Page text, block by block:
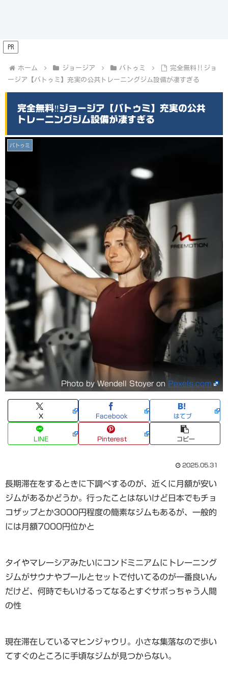
PR
ホーム ジョージア バトゥミ
完全無料‼️ジョ
ージア【バトゥミ】充実の公共トレーニングジム設備が凄すぎる
完全無料‼️ジョージア【バトゥミ】充実の公共
トレーニングジム設備が凄すぎる
バトゥミ
Photo by Wendell Stoyer on Pexels.com
X Facebook はてブ
LINE Pinterest コピー
2025.05.31
長期滞在をするときに下調べするのが、近くに月額が安い
ジムがあるかどうか。行ったことはないけど日本でもチョ
コザップとか3000円程度の簡素なジムもあるが、一般的
には月額7000円位かと
タイやマレーシアみたいにコンドミニアムにトレーニング
ジムがサウナやプールとセットで付いてるのが一番良いん
だけど、何時でもいけるってなるとすぐサボっちゃう人間
の性
現在滞在しているマヒンジャウリ。小さな集落なので歩い
てすぐのところに手頃なジムが見つからない。